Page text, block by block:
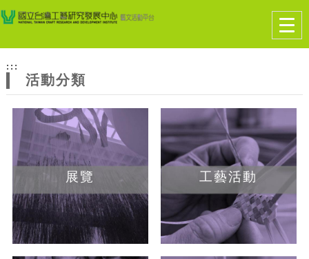
網
站
主
題
跳到主要內容
網站導覽
:::
活動分類
展覽 工藝活動